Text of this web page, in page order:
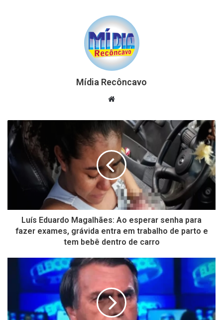
Mídia Recôncavo
Website
Luís Eduardo Magalhães: Ao esperar senha para
fazer exames, grávida entra em trabalho de parto e
tem bebê dentro de carro